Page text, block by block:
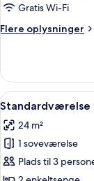
Gratis Wi-Fi
Flere oplysninger
Flere
-
anneksbygning
Indlæs
alle
billeder
af
6
Standardværelse
24 m²
1 soveværelse
Plads til 3